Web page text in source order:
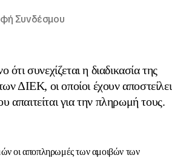
Συνδέσμου
συνεχίζεται η διαδικασία της
ΔΙΕΚ, οι οποίοι έχουν αποστείλει
απαιτείται για την πληρωμή τους.
οι αποπληρωμές των αμοιβών των